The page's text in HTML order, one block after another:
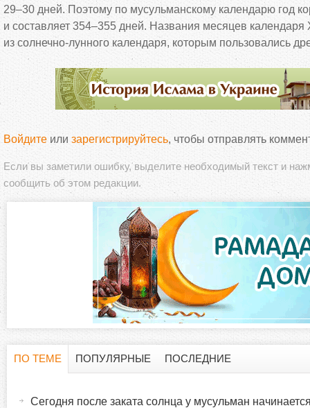
29–30 дней. Поэтому по мусульманскому календарю год
и составляет 354–355 дней. Названия месяцев
из солнечно-лунного календаря, которым пользовались
Войдите или зарегистрируйтесь, чтобы отправлять
Если вы заметили ошибку, выделите необходимый текст и
сообщить об этом редакции.
ПО ТЕМЕ
ПОПУЛЯРНЫЕ ПОСЛЕДНИЕ
Сегодня после заката солнца у мусульман